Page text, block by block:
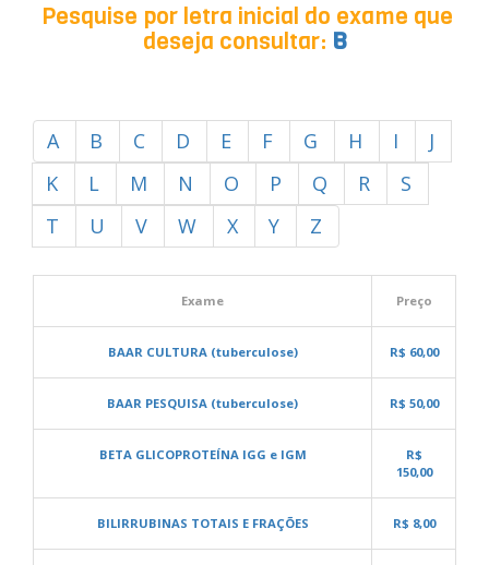
Pesquise por letra inicial do exame que
deseja consultar: B
A B C D E F G H I
J
K
L M N O P Q R
S
T
U V W X Y Z
Exame Preço
BAAR CULTURA (tuberculose) R$ 60,00
BAAR PESQUISA (tuberculose) R$ 50,00
BETA GLICOPROTEÍNA IGG e IGM
R$
150,00
BILIRRUBINAS TOTAIS E FRAÇÕES R$ 8,00